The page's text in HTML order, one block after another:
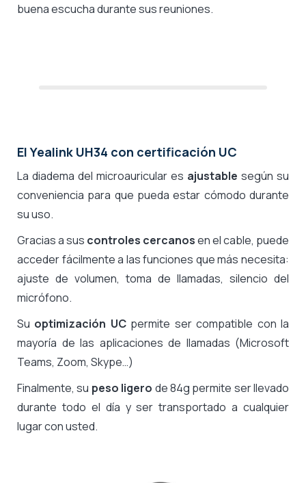
buena escucha durante sus reuniones.
El Yealink UH34 con certificación UC
La diadema del microauricular es ajustable según su
conveniencia para que pueda estar cómodo durante
su uso.
Gracias a sus controles cercanosen el cable, puede
acceder fácilmente a las funciones que más necesita:
ajuste de volumen, toma de llamadas, silencio del
micrófono.
Su optimización UC permite ser compatible con la
mayoría de las aplicaciones de llamadas (Microsoft
Teams, Zoom, Skype…)
Finalmente, su peso ligero de 84g permite ser llevado
durante todo el día y ser transportado a cualquier
lugar con usted.